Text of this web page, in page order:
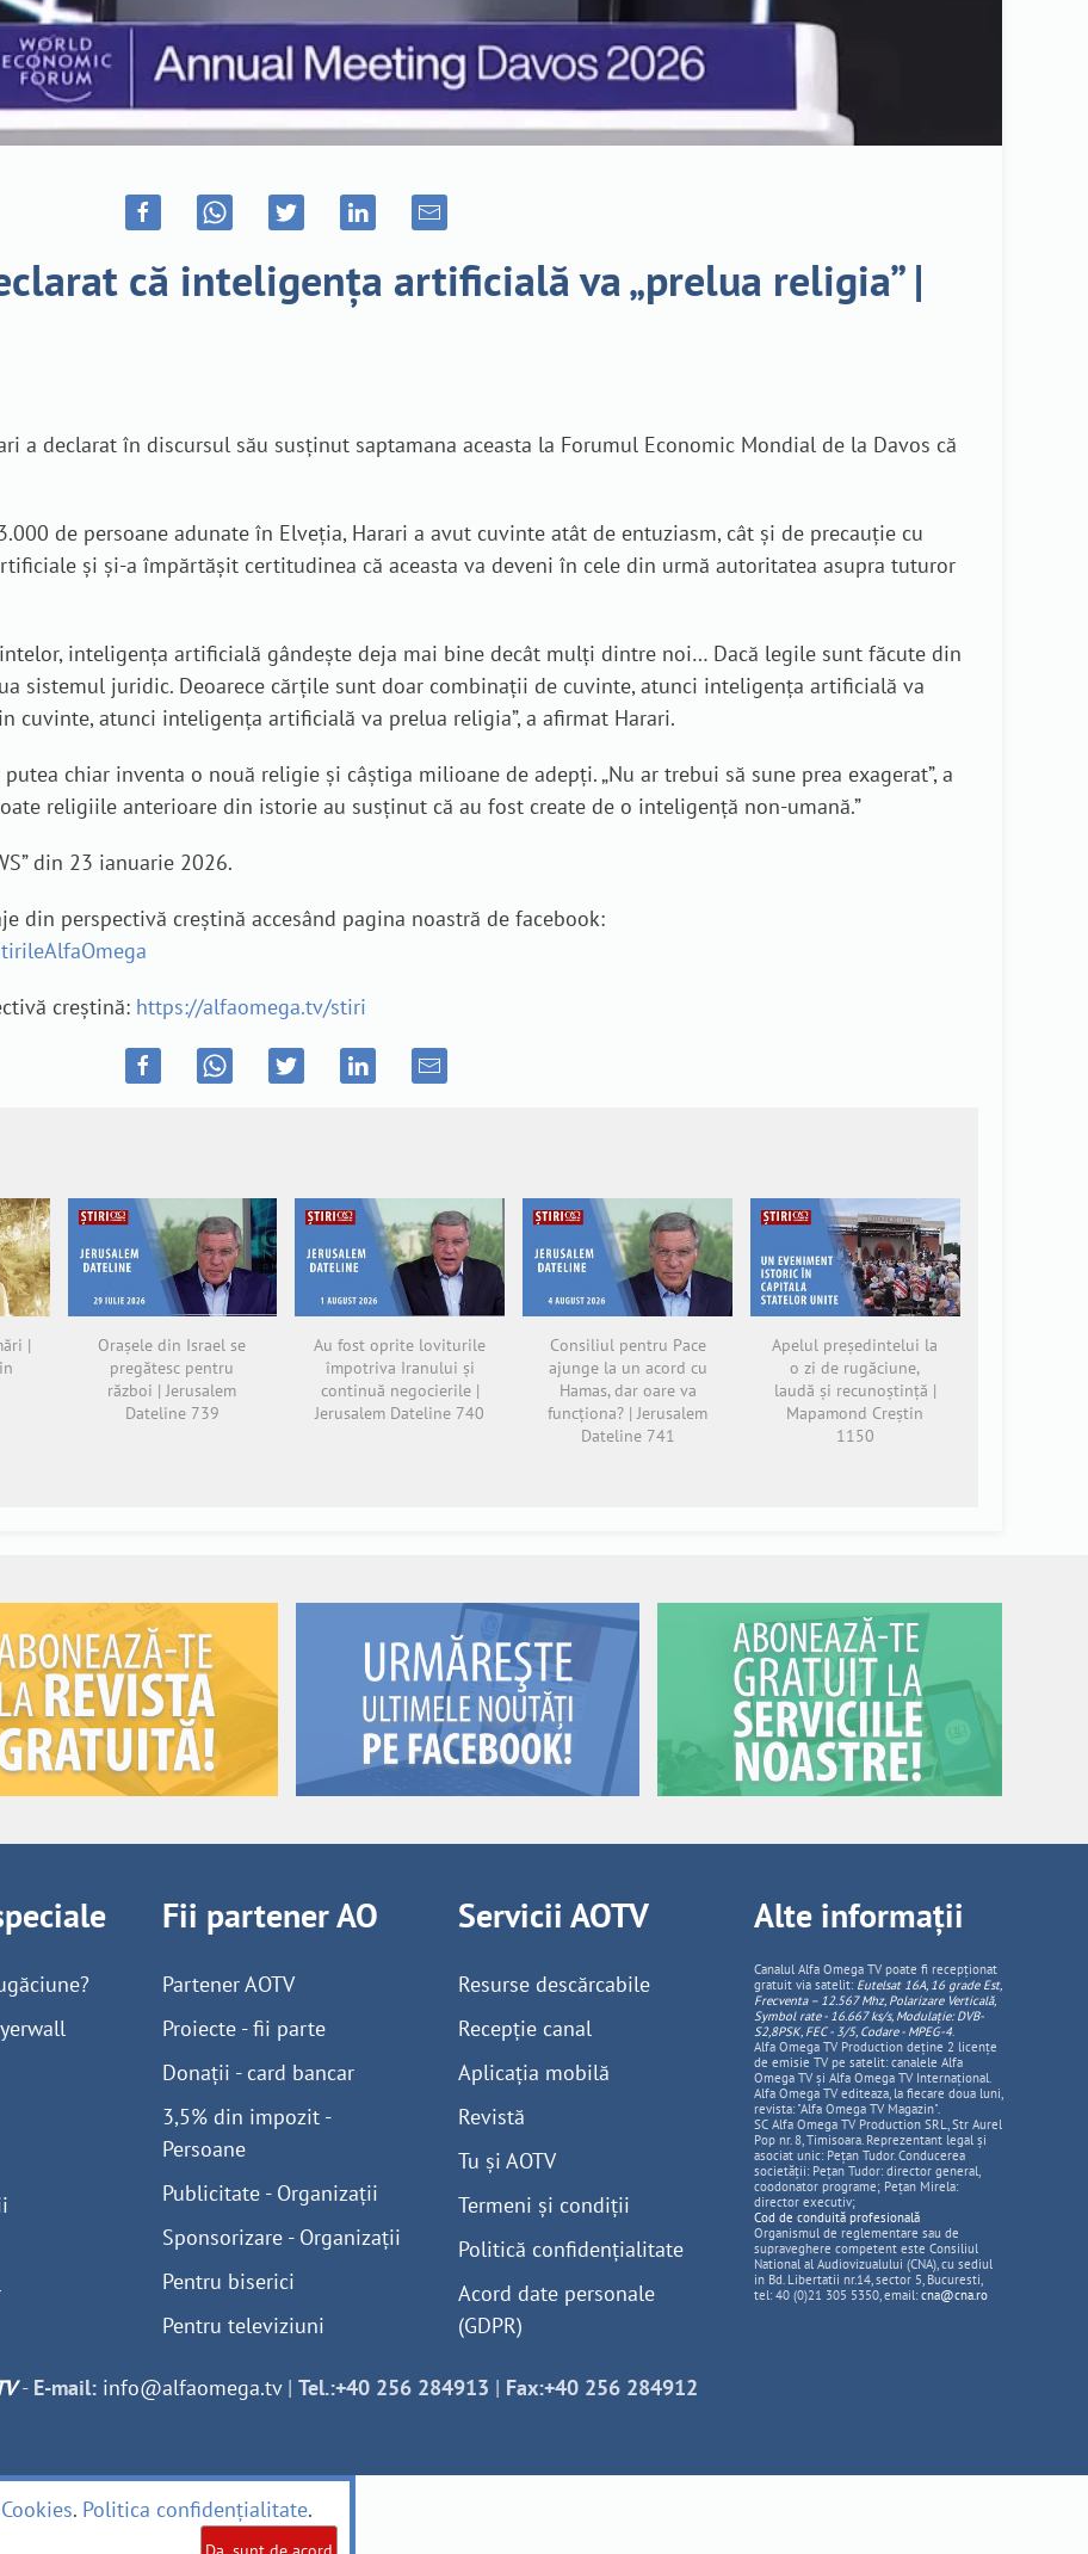
că inteligența artificială va „prelua religia” |
a declarat în discursul său susținut saptamana aceasta la Forumul Economic Mondial de la Davos că
de persoane adunate în Elveția, Harari a avut cuvinte atât de entuziasm, cât și de precauție cu
și și-a împărtășit certitudinea că aceasta va deveni în cele din urmă autoritatea asupra tuturor
inteligența artificială gândește deja mai bine decât mulți dintre noi… Dacă legile sunt făcute din
sistemul juridic. Deoarece cărțile sunt doar combinații de cuvinte, atunci inteligența artificială va
cuvinte, atunci inteligența artificială va prelua religia”, a afirmat Harari.
chiar inventa o nouă religie și câștiga milioane de adepți. „Nu ar trebui să sune prea exagerat”, a
religiile anterioare din istorie au susținut că au fost create de o inteligență non-umană.”
din 23 ianuarie 2026.
din perspectivă creștină accesând pagina noastră de facebook:
creștină: https://alfaomega.tv/stiri
|
Orașele din Israel se
pregătesc pentru
război | Jerusalem
Dateline 739
Au fost oprite loviturile
împotriva Iranului și
continuă negocierile |
Jerusalem Dateline 740
Consiliul pentru Pace
ajunge la un acord cu
Hamas, dar oare va
funcționa? | Jerusalem
Dateline 741
Apelul președintelui la
o zi de rugăciune,
laudă și recunoștință |
Mapamond Creștin
1150
Fii partener AO
Partener AOTV
Proiecte - fii parte
Donații - card bancar
3,5% din impozit -
Persoane
Publicitate - Organizații
Sponsorizare - Organizații
Pentru biserici
Pentru televiziuni
Servicii AOTV
Resurse descărcabile
Recepție canal
Aplicația mobilă
Revistă
Tu și AOTV
Termeni și condiții
Politică confidențialitate
Acord date personale
(GDPR)
Alte informații
Canalul Alfa Omega TV poate fi recepționat
gratuit via satelit: Eutelsat 16A, 16 grade Est,
Frecventa – 12.567 Mhz, PolarizareVerticală,
Symbol rate - 16.667 ks/s, Modulație: DVB-
S2,8PSK, FEC - 3/5, Codare - MPEG-4.
Alfa Omega TV Production deține 2 licențe
de emisie TV pe satelit: canalele Alfa
Omega TV și Alfa Omega TV Internațional.
Alfa Omega TV editeaza, la fiecare doua luni,
revista: "Alfa Omega TV Magazin".
SC Alfa Omega TV Production SRL, Str Aurel
Pop nr. 8, Timisoara. Reprezentant legal și
asociat unic: Pețan Tudor. Conducerea
societății: Pețan Tudor: director general,
coodonator programe; Pețan Mirela:
director executiv;
Cod de conduită profesională
Organismul de reglementare sau de
supraveghere competent este Consiliul
National al Audiovizualului (CNA), cu sediul
in Bd. Libertatii nr.14, sector 5, Bucuresti,
tel: 40 (0)21 305 5350, email: cna@cna.ro
- E-mail: info@alfaomega.tv| Tel.:+40 256 284913 | Fax:+40 256 284912
. Politica confidențialitate.